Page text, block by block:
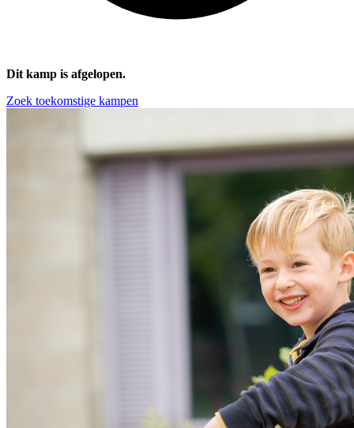
Dit kamp is afgelopen.
Zoek toekomstige kampen